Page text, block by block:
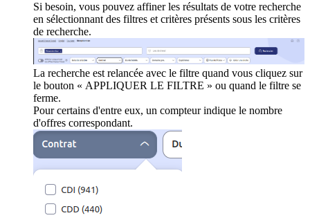
Si besoin, vous pouvez affiner les résultats de votre recherche
en sélectionnant des filtres et critères présents sous les critères
de recherche.
La recherche est relancée avec le filtre quand vous cliquez sur
le bouton « APPLIQUER LE FILTRE » ou quand le filtre se
ferme.
Pour certains d'entre eux, un compteur indique le nombre
d'offres correspondant.